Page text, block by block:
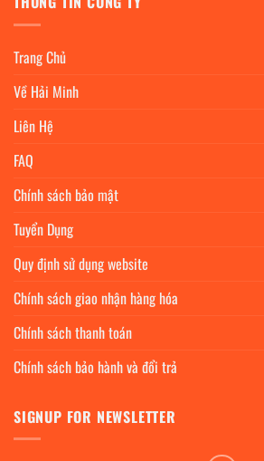
Trang Chủ
Về Hải Minh
Liên Hệ
FAQ
Chính sách bảo mật
Tuyển Dụng
Quy định sử dụng website
Chính sách giao nhận hàng hóa
Chính sách thanh toán
Chính sách bảo hành và đổi trả
SIGNUP FOR NEWSLETTER